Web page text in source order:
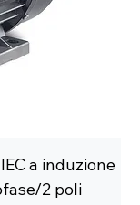
a induzione
2 poli